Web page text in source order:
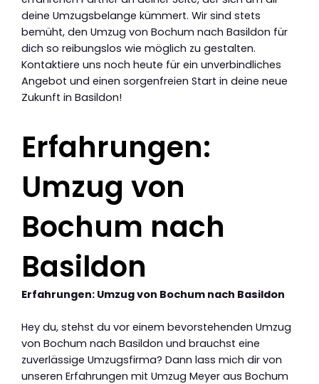
deine Umzugsbelange kümmert. Wir sind stets
bemüht, den Umzug von Bochum nach Basildon für
dich so reibungslos wie möglich zu gestalten.
Kontaktiere uns noch heute für ein unverbindliches
Angebot und einen sorgenfreien Start in deine neue
Zukunft in Basildon!
Erfahrungen:
Umzug von
Bochum nach
Basildon
Erfahrungen: Umzug von Bochum nach Basildon
Hey du, stehst du vor einem bevorstehenden Umzug
von Bochum nach Basildon und brauchst eine
zuverlässige Umzugsfirma? Dann lass mich dir von
unseren Erfahrungen mit Umzug Meyer aus Bochum